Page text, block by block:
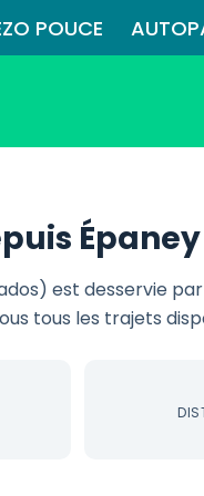
POUCE
Épaney
est desservie par
tous les trajets